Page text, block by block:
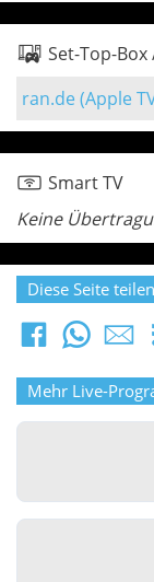
Set-Top-
ran.de (Apple
Smart TV
Keine
Diese Seite teilen
Mehr Live-